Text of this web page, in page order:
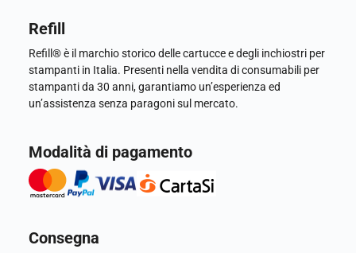
Refill
Refill® è il marchio storico delle cartucce e degli inchiostri per
stampanti in Italia. Presenti nella vendita di consumabili per
stampanti da 30 anni, garantiamo un’esperienza ed
un’assistenza senza paragoni sul mercato.
Modalità di pagamento
Consegna